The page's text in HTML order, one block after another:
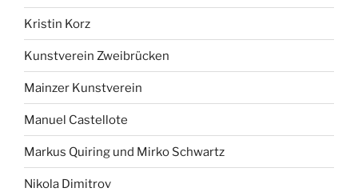
Kristin Korz
Kunstverein Zweibrücken
Mainzer Kunstverein
Manuel Castellote
Markus Quiring und Mirko Schwartz
Nikola Dimitrov